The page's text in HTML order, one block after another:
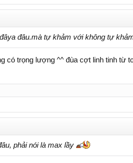
đâu.mà tự khảm với không tự
có trọng lượng ^^ đùa cợt linh tinh từ
phải nói là max lầy